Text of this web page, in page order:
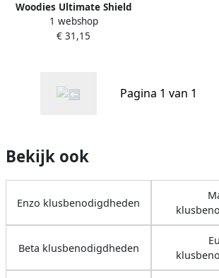
Woodies Ultimate Shield
Emmer vlonderschroef 5
0x50 30 vk T-25; 1.250 |
1 webshop
€ 31,15
Pagina 1 van 1
Bekijk ook
Enzo klusbenodigdheden
Beta klusbenodigdheden